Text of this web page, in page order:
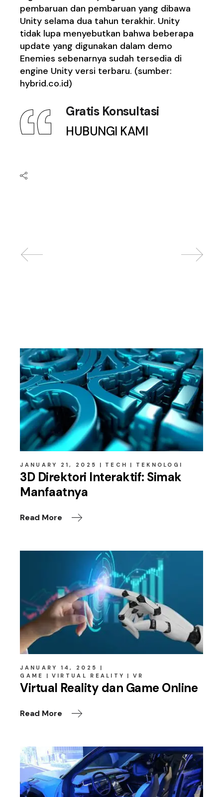
pembaruan dan pembaruan yang dibawa
Unity selama dua tahun terakhir. Unity
tidak lupa menyebutkan bahwa beberapa
update yang digunakan dalam demo
Enemies sebenarnya sudah tersedia di
engine Unity versi terbaru. (sumber:
hybrid.co.id)
Gratis Konsultasi
HUBUNGI KAMI
JANUARY 21, 2025 TECH TEKNOLOGI
3D Direktori Interaktif: Simak
Manfaatnya
Read More
JANUARY 14, 2025
GAME
VIRTUAL REALITY VR
Virtual Reality dan Game Online
Read More